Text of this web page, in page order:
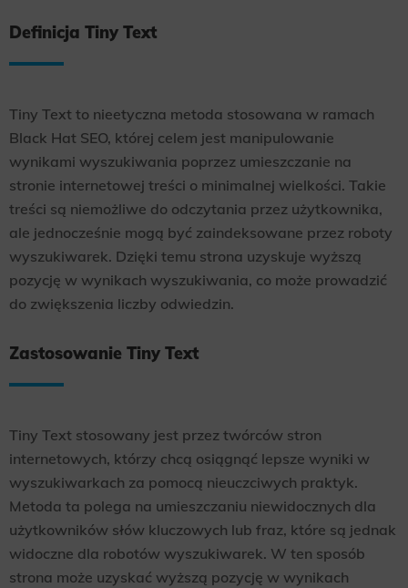
Definicja Tiny Text
Tiny Text to nieetyczna metoda stosowana w ramach
Black Hat SEO, której celem jest manipulowanie
wynikami wyszukiwania poprzez umieszczanie na
stronie internetowej treści o minimalnej wielkości. Takie
treści są niemożliwe do odczytania przez użytkownika,
ale jednocześnie mogą być zaindeksowane przez roboty
wyszukiwarek. Dzięki temu strona uzyskuje wyższą
pozycję w wynikach wyszukiwania, co może prowadzić
do zwiększenia liczby odwiedzin.
Zastosowanie Tiny Text
Tiny Text stosowany jest przez twórców stron
internetowych, którzy chcą osiągnąć lepsze wyniki w
wyszukiwarkach za pomocą nieuczciwych praktyk.
Metoda ta polega na umieszczaniu niewidocznych dla
użytkowników słów kluczowych lub fraz, które są jednak
widoczne dla robotów wyszukiwarek. W ten sposób
strona może uzyskać wyższą pozycję w wynikach